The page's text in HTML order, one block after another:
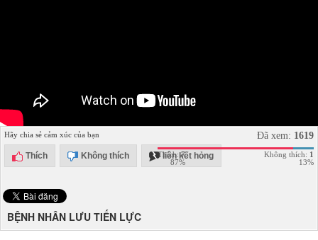
Hãy chia sẻ cảm xúc của bạn
Thích Không thích liên kết hỏng
Đã xem: 1619
Thích:7
87%
Không thích: 1
13%
BỆNH NHÂN LƯU TIẾN LỰC